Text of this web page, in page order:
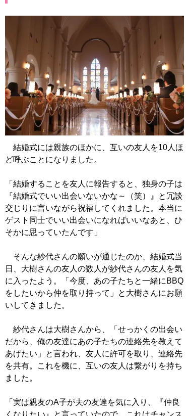
結婚式には親族のほかに、互いの友人を10人ほ
ど呼ぶことになりました。
「結婚することを友人に報告すると、独身の子は
『結婚式でいい出会いないかな～（笑）』と冗談
交じりに言いながら祝福してくれました。本当に
ゲスト同士でいい出会いになればいいなあと、ひ
そかに思っていたんです」
そんな紗代さんの願いが通じたのか、結婚式当
日、大樹さんの友人の数人が紗代さんの友人を気
に入ったよう。「今度、あの子たちと一緒にBBQ
をしたいから仲を取り持って」と大樹さんにお願
いしてきました。
紗代さんは大樹さんから、「せっかくの出会い
だから、俺の友達にあの子たちの連絡先を教えて
あげたい」と言われ、友人に許可を取り、連絡先
を共有。これを機に、互いの友人は繋がりを持ち
ました。
「実は親友のA子が夫の友達を気に入り、『仲良
くなりたい』と言っていたので、これはチャンス